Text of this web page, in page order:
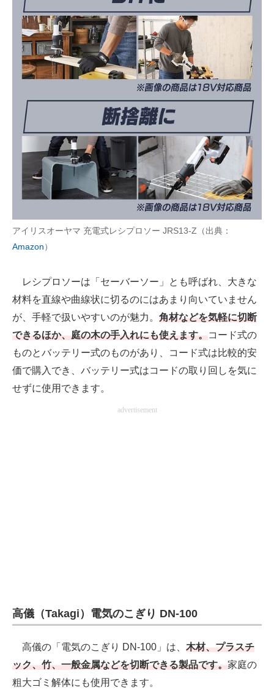
アイリスオーヤマ 充電式レシプロソー JRS13-Z（出典：
Amazon）
レシプロソーは「セーバーソー」とも呼ばれ、大きな
材料を直線や曲線状に切るのにはあまり向いていません
が、手軽で扱いやすいのが魅力。 角材などを気軽に切断
できるほか、庭の木の手入れにも使えます。コード式の
ものとバッテリー式のものがあり、コード式は比較的安
価で購入でき、バッテリー式はコードの取り回しを気に
せずに使用できます。
advertisement
高儀（Takagi）電気のこぎり DN-100
高儀の「電気のこぎり DN-100」は、 木材、プラスチ
ック、竹、一般金属などを切断できる製品です。家庭の
粗大ゴミ解体にも使用できます。